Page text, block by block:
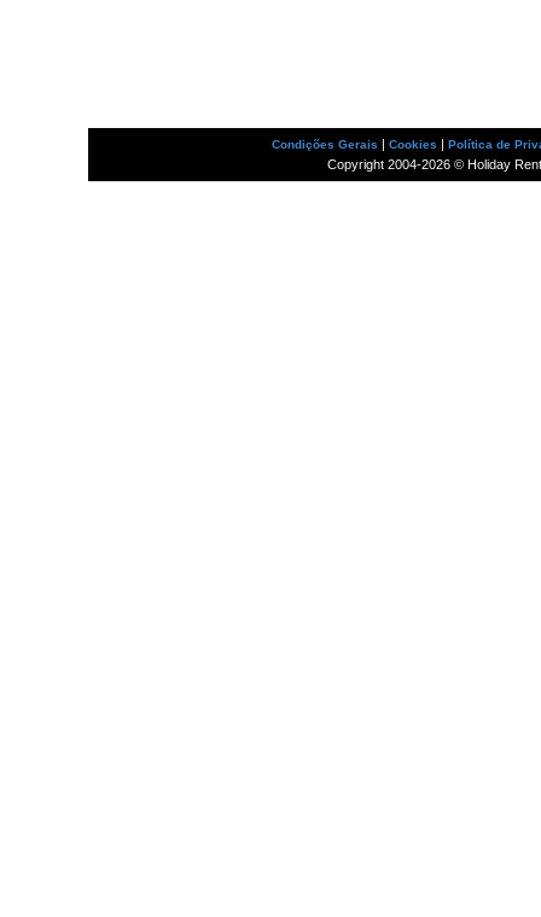
Condições Gerais | Cookies | Política de
Copyright 2004-2026 © Holiday